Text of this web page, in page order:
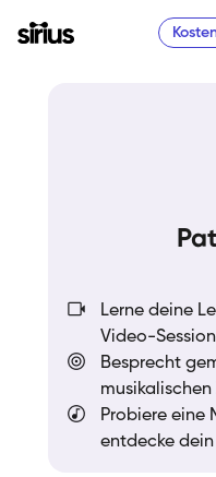
Lerne deine
Video-
Besprecht
musikalischen
Probiere eine
entdecke dein